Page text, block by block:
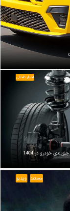
خودرو در 1404
اخبار داخلی
مستند ویدیو